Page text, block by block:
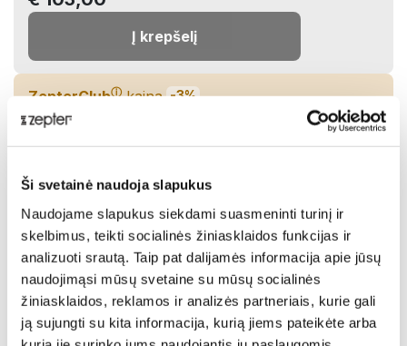
Ši svetainė naudoja slapukus
Naudojame slapukus siekdami suasmeninti turinį ir
skelbimus, teikti socialinės žiniasklaidos funkcijas ir
analizuoti srautą. Taip pat dalijamės informacija apie jūsų
naudojimąsi mūsų svetaine su mūsų socialinės
žiniasklaidos, reklamos ir analizės partneriais, kurie gali
ją sujungti su kita informacija, kurią jiems pateikėte arba
Į krepšelį
ZepterClubⓘkaina -3%
€ 99,40
Netrukus turėsime sandėlyje!
Pasidalinti:
Aprašymas